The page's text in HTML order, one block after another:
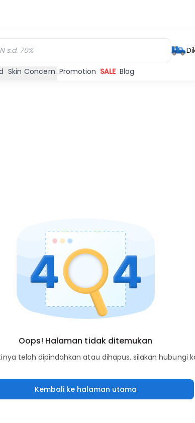
Skin Concern Promotion SALE Blog
Oops! Halaman tidak ditemukan
telah dipindahkan atau dihapus, silakan hubungi
Kembali ke halaman utama